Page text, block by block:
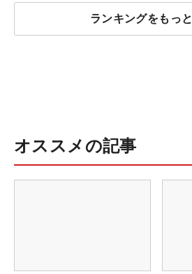
ランキングをもっ
オススメの記事